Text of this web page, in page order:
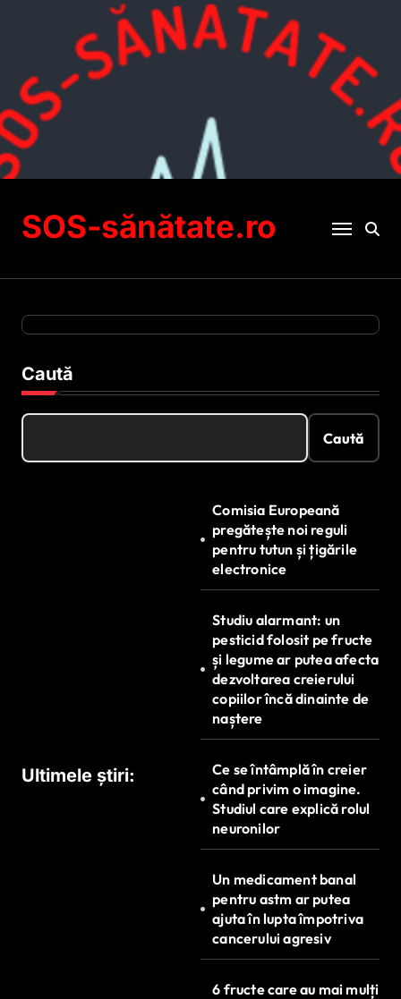
SOS-sănătate.ro
Caută
Caută
Ultimele știri:
Comisia Europeană
pregătește noi reguli
pentru tutun și țigările
electronice
Studiu alarmant: un
pesticid folosit pe fructe
și legume ar putea afecta
dezvoltarea creierului
copiilor încă dinainte de
naștere
Ce se întâmplă în creier
când privim o imagine.
Studiul care explică rolul
neuronilor
Un medicament banal
pentru astm ar putea
ajuta în lupta împotriva
cancerului agresiv
6 fructe care au mai mulți